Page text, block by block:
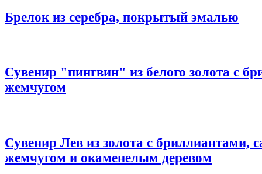
Брелок из серебра, покрытый эмалью
Сувенир "пингвин" из белого золота с
жемчугом
Сувенир Лев из золота с бриллиантами,
жемчугом и окаменелым деревом